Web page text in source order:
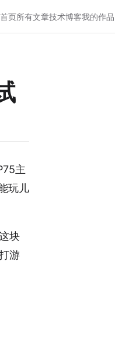
首页所有文章技术博客我的作品
主
玩儿
块
游